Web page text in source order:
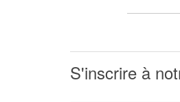
S'inscrire à